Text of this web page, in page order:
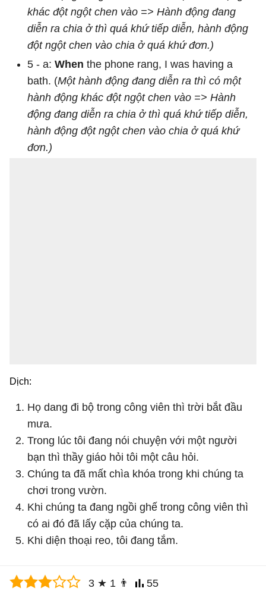
khác đột ngột chen vào => Hành động đang
diễn ra chia ở thì quá khứ tiếp diễn, hành động
đột ngột chen vào chia ở quá khứ đơn.)
5 - a: When the phone rang, I was having a
bath. (Một hành động đang diễn ra thì có một
hành động khác đột ngột chen vào => Hành
động đang diễn ra chia ở thì quá khứ tiếp diễn,
hành động đột ngột chen vào chia ở quá khứ
đơn.)
Dịch:
Họ dang đi bộ trong công viên thì trời bắt đầu
mưa.
Trong lúc tôi đang nói chuyện với một người
bạn thì thầy giáo hỏi tôi một câu hỏi.
Chúng ta đã mất chìa khóa trong khi chúng ta
chơi trong vườn.
Khi chúng ta đang ngồi ghế trong công viên thì
có ai đó đã lấy cặp của chúng ta.
Khi diện thoại reo, tôi đang tắm.
3 ★ 1 👨 55